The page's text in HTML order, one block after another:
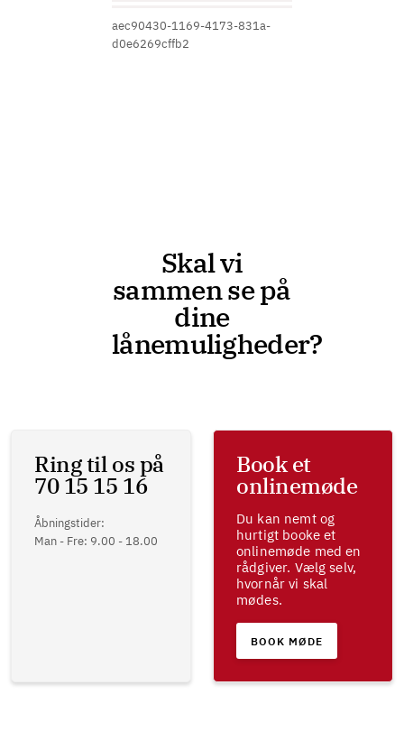
aec90430-1169-4173-831a-
d0e6269cffb2
Skal vi
sammen se på
dine
lånemuligheder?
Ring til os på
70 15 15 16
Åbningstider:
Man - Fre: 9.00 - 18.00
Book et
onlinemøde
Du kan nemt og
hurtigt booke et
onlinemøde med en
rådgiver. Vælg selv,
hvornår vi skal
mødes.
BOOK MØDE